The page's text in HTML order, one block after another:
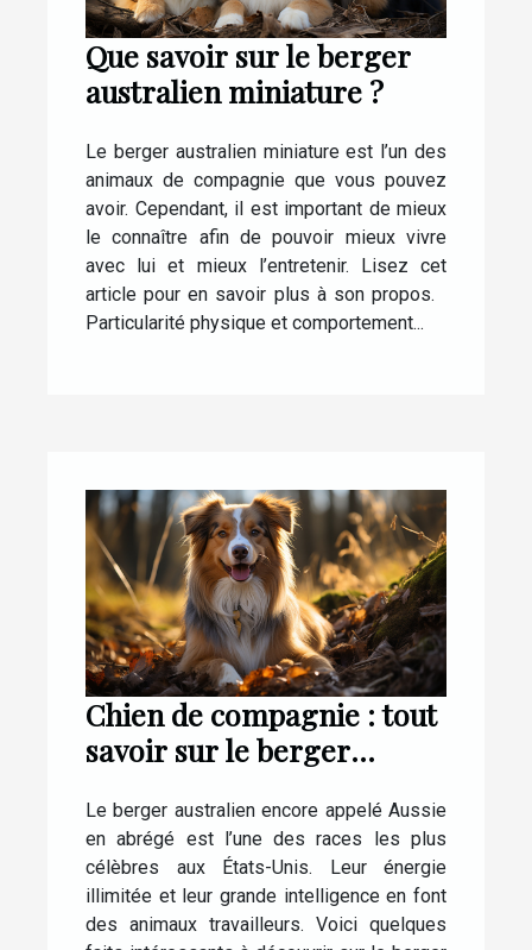
Que savoir sur le berger
australien miniature ?
Le berger australien miniature est l’un des
animaux de compagnie que vous pouvez
avoir. Cependant, il est important de mieux
le connaître afin de pouvoir mieux vivre
avec lui et mieux l’entretenir. Lisez cet
article pour en savoir plus à son propos.
Particularité physique et comportement...
Chien de compagnie : tout
savoir sur le berger
Le berger australien encore appelé Aussie
en abrégé est l’une des races les plus
célèbres aux États-Unis. Leur énergie
illimitée et leur grande intelligence en font
des animaux travailleurs. Voici quelques